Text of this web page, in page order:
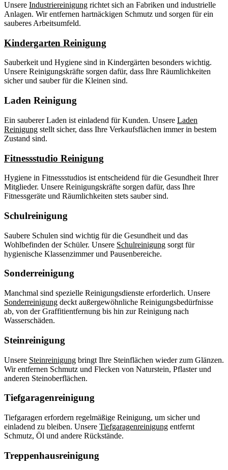
Unsere Industriereinigung richtet sich an Fabriken und industrielle
Anlagen. Wir entfernen hartnäckigen Schmutz und sorgen für ein
sauberes Arbeitsumfeld.
Kindergarten Reinigung
Sauberkeit und Hygiene sind in Kindergärten besonders wichtig.
Unsere Reinigungskräfte sorgen dafür, dass Ihre Räumlichkeiten
sicher und sauber für die Kleinen sind.
Laden Reinigung
Ein sauberer Laden ist einladend für Kunden. Unsere Laden
Reinigung stellt sicher, dass Ihre Verkaufsflächen immer in bestem
Zustand sind.
Fitnessstudio Reinigung
Hygiene in Fitnessstudios ist entscheidend für die Gesundheit Ihrer
Mitglieder. Unsere Reinigungskräfte sorgen dafür, dass Ihre
Fitnessgeräte und Räumlichkeiten stets sauber sind.
Schulreinigung
Saubere Schulen sind wichtig für die Gesundheit und das
Wohlbefinden der Schüler. Unsere Schulreinigung sorgt für
hygienische Klassenzimmer und Pausenbereiche.
Sonderreinigung
Manchmal sind spezielle Reinigungsdienste erforderlich. Unsere
Sonderreinigung deckt außergewöhnliche Reinigungsbedürfnisse
ab, von der Graffitientfernung bis hin zur Reinigung nach
Wasserschäden.
Steinreinigung
Unsere Steinreinigung bringt Ihre Steinflächen wieder zum Glänzen.
Wir entfernen Schmutz und Flecken von Naturstein, Pflaster und
anderen Steinoberflächen.
Tiefgaragenreinigung
Tiefgaragen erfordern regelmäßige Reinigung, um sicher und
einladend zu bleiben. Unsere Tiefgaragenreinigung entfernt
Schmutz, Öl und andere Rückstände.
Treppenhausreinigung